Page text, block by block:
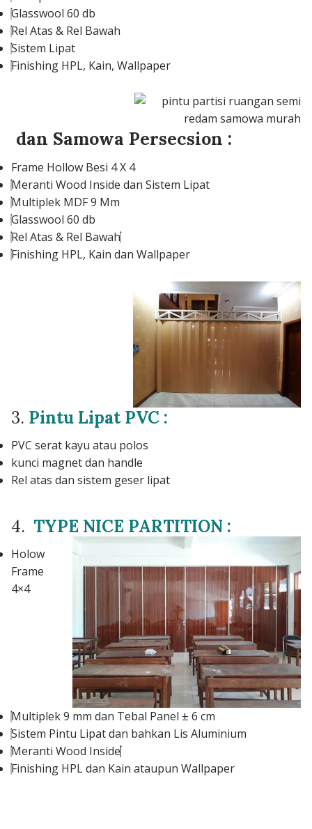
Glasswool 60 db
Rel Atas & Rel Bawah
Sistem Lipat
Finishing HPL, Kain, Wallpaper
dan Samowa Persecsion :
Frame Hollow Besi 4 X 4
Meranti Wood Inside dan Sistem Lipat
Multiplek MDF 9 Mm
Glasswool 60 db
Rel Atas & Rel Bawah
Finishing HPL, Kain dan Wallpaper
3. Pintu Lipat PVC :
PVC serat kayu atau polos
kunci magnet dan handle
Rel atas dan sistem geser lipat
4. TYPE NICE PARTITION :
Holow
Frame
4×4
Multiplek 9 mm dan Tebal Panel ± 6 cm
Sistem Pintu Lipat dan bahkan Lis Aluminium
Meranti Wood Inside
Finishing HPL dan Kain ataupun Wallpaper